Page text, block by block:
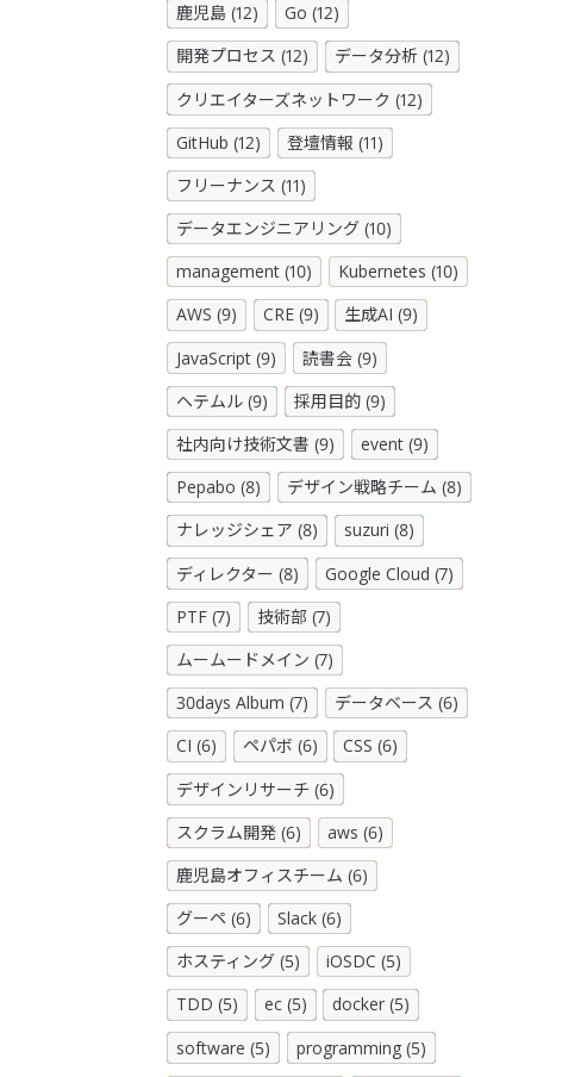
鹿児島 (12)
Go (12)
開発プロセス (12)
データ分析 (12)
クリエイターズネットワーク (12)
GitHub (12)
登壇情報 (11)
フリーナンス (11)
データエンジニアリング (10)
management (10)
Kubernetes (10)
AWS (9)
CRE (9)
生成AI (9)
JavaScript (9)
読書会 (9)
ヘテムル (9)
採用目的 (9)
社内向け技術文書 (9)
event (9)
Pepabo (8)
デザイン戦略チーム (8)
ナレッジシェア (8)
suzuri (8)
ディレクター (8)
Google Cloud (7)
PTF (7)
技術部 (7)
ムームードメイン (7)
30days Album (7)
データベース (6)
CI (6)
ペパボ (6)
CSS (6)
デザインリサーチ (6)
スクラム開発 (6)
aws (6)
鹿児島オフィスチーム (6)
グーペ (6)
Slack (6)
ホスティング (5)
iOSDC (5)
TDD (5)
ec (5)
docker (5)
software (5)
programming (5)